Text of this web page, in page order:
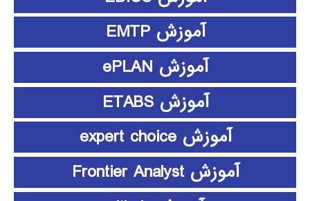
آموزش EMTP
آموزش ePLAN
آموزش ETABS
آموزش expert choice
آموزش Frontier Analyst